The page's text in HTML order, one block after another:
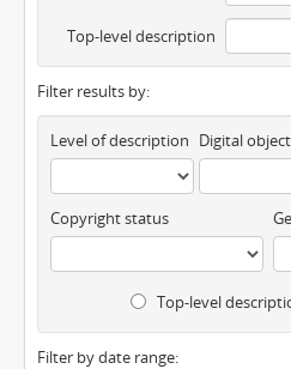
Top-level description
Filter results by:
Level of description
Copyright status
Top-level
Filter by date range: